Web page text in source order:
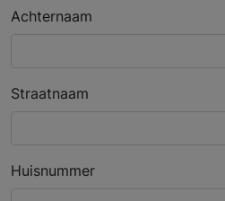
Achternaam
Straatnaam
Huisnummer